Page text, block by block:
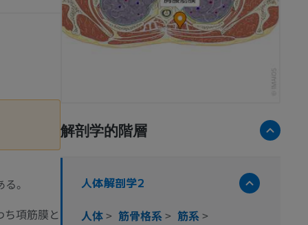
。
項筋膜と
解剖学的階層
人体解剖学2
人体> 筋骨格系> 筋系>